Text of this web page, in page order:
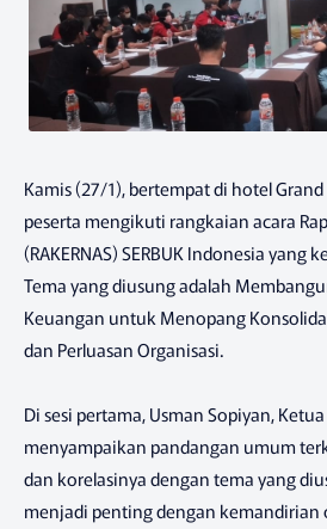
Kamis (27/1), bertempat di hotel
peserta mengikuti rangkaian acara
(RAKERNAS) SERBUK Indonesia yang
Tema yang diusung adalah
Keuangan untuk Menopang
dan Perluasan Organisasi.
Di sesi pertama, Usman Sopiyan,
menyampaikan pandangan umum
dan korelasinya dengan tema yang
menjadi penting dengan kemandirian